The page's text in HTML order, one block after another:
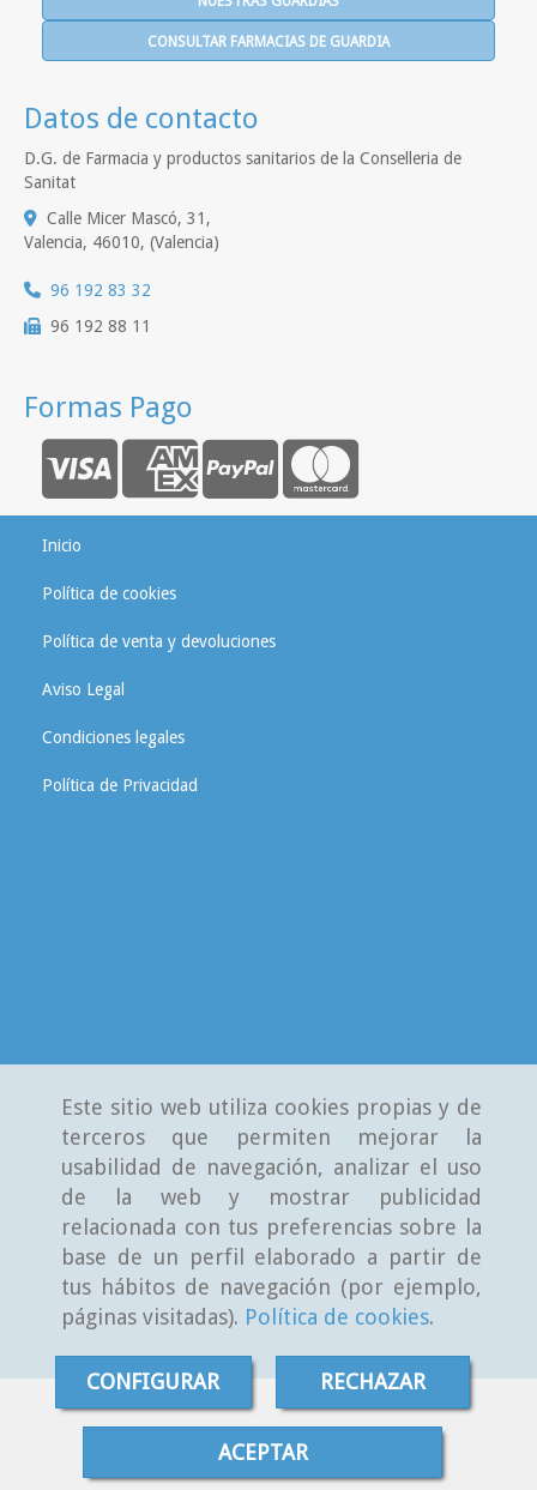
Este sitio web utiliza cookies propias y de
terceros que permiten mejorar la
usabilidad de navegación, analizar el uso
de la web y mostrar publicidad
relacionada con tus preferencias sobre la
base de un perfil elaborado a partir de
tus hábitos de navegación (por ejemplo,
páginas visitadas). Política de cookies.
CONFIGURAR RECHAZAR
ACEPTAR
CONSULTAR FARMACIAS DE GUARDIA
Datos de contacto
D.G. de Farmacia y productos sanitarios de la Conselleria de
Sanitat
Calle Micer Mascó, 31,
Valencia, 46010, (Valencia)
96 192 83 32
96 192 88 11
Formas Pago
Inicio
Política de cookies
Política de venta y devoluciones
Aviso Legal
Condiciones legales
Política de Privacidad